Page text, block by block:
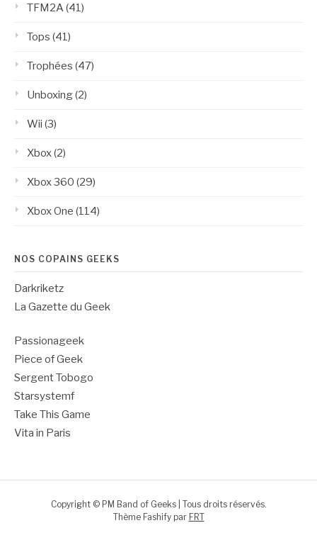
TFM2A (41)
Tops (41)
Trophées (47)
Unboxing(2)
Wii (3)
Xbox(2)
Xbox 360 (29)
Xbox One (114)
NOS COPAINS GEEKS
Darkriketz
La Gazette du Geek
Passionageek
Piece of Geek
Sergent Tobogo
Starsystemf
Take This Game
Vita in Paris
Copyright © PM Band of Geeks | Tous droits réservés.
Thème Fashify par FRT